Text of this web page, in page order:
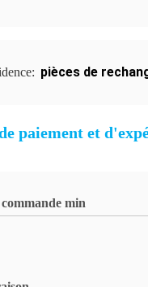
pièces de
paiement et
min